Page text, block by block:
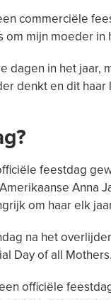
commerciële
mijn moeder in
dagen in het jaar,
denkt en dit haar
feestdag
Anna
om haar elk
na het
Day of all Mothers.
officiële